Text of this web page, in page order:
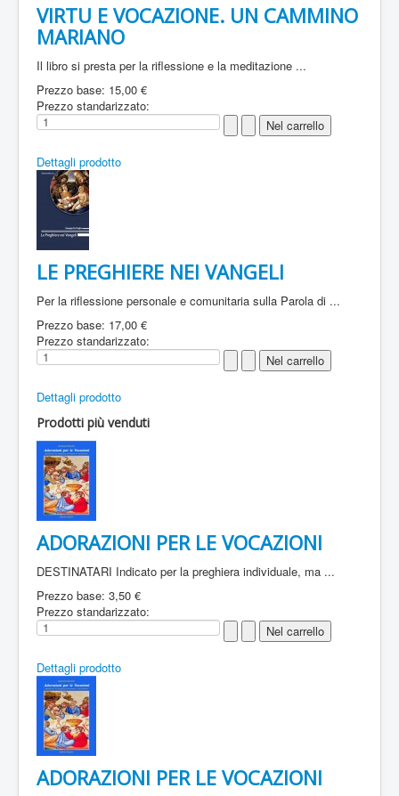
VIRTU E VOCAZIONE. UN CAMMINO
MARIANO
Il libro si presta per la riflessione e la meditazione ...
Prezzo base: 15,00 €
Prezzo standarizzato:
Dettagli prodotto
LE PREGHIERE NEI VANGELI
Per la riflessione personale e comunitaria sulla Parola di ...
Prezzo base: 17,00 €
Prezzo standarizzato:
Dettagli prodotto
Prodotti più venduti
ADORAZIONI PER LE VOCAZIONI
DESTINATARI Indicato per la preghiera individuale, ma ...
Prezzo base: 3,50 €
Prezzo standarizzato:
Dettagli prodotto
ADORAZIONI PER LE VOCAZIONI